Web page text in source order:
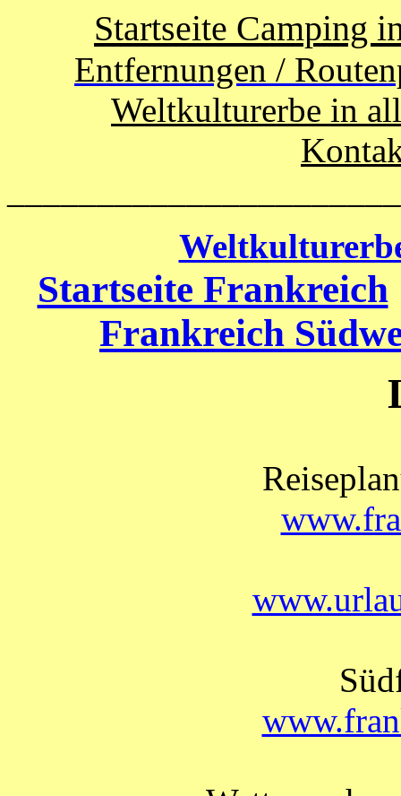
Startseite Camping
Entfernungen /
Weltkulturerbe in
Startseite Frankreich
Frankreich
Rei